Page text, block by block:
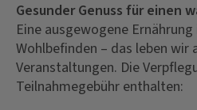
Gesunder Genuss für einen
Eine ausgewogene
Wohlbefinden – das leben wir
Veranstaltungen. Die
Teilnahmegebühr enthalten: